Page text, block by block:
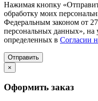
Нажимая кнопку
обработку моих
Федеральным законом от
персональных данных», на
определенных в Согласии
Отправить
×
Оформить заказ